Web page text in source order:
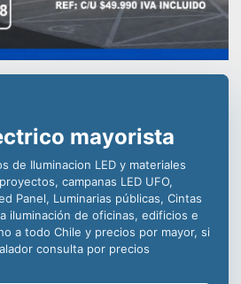
de
para la
de
en todo Chile
de
equipos de iluminación comercial,